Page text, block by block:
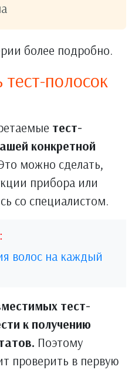
более подробно.
полосок
тест-
конкретной
можно сделать,
прибора или
со специалистом.
волос на каждый
тест-
к получению
Поэтому
проверить в первую